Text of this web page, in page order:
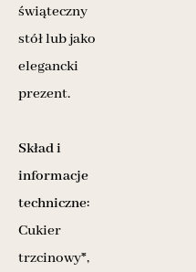
świąteczny
stół lub jako
elegancki
prezent.
Skład i
informacje
techniczne:
Cukier
trzcinowy*,